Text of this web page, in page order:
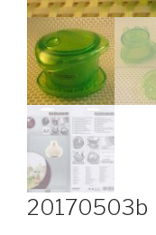
20170503b